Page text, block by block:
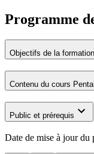
Programme
Objectifs de la formation
Contenu du cours
Public et prérequis
Date de mise à jour du